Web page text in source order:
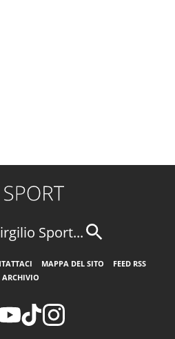
Sport...
MAPPA DEL SITO
FEED RSS
ARCHIVIO